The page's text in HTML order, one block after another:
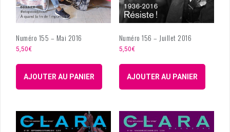
Numéro 155 – Mai 2016
5,50€
AJOUTER AU PANIER
Numéro 156 – Juillet 2016
5,50€
AJOUTER AU PANIER